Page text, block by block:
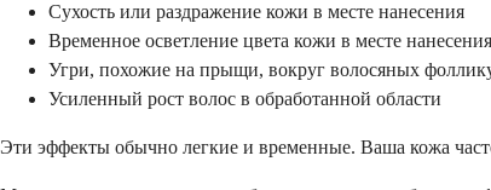
Сухость или раздражение кожи в месте нанесения
Временное осветление цвета кожи в месте нанесения
Угри, похожие на прыщи, вокруг волосяных
Усиленный рост волос в обработанной области
Эти эффекты обычно легкие и временные. Ваша кожа